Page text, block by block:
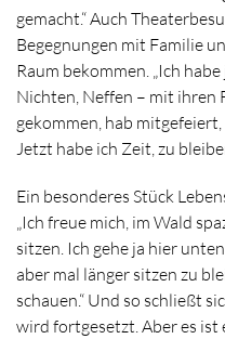
gemacht.“ Auch
Begegnungen mit Familie
Raum bekommen. „Ich
Nichten, Neffen – mit ihren
gekommen, hab
Jetzt habe ich Zeit, zu
Ein besonderes Stück
„Ich freue mich, im Wald
sitzen. Ich gehe ja hier
aber mal länger sitzen zu
schauen.“ Und so schließt
wird fortgesetzt. Aber es ist